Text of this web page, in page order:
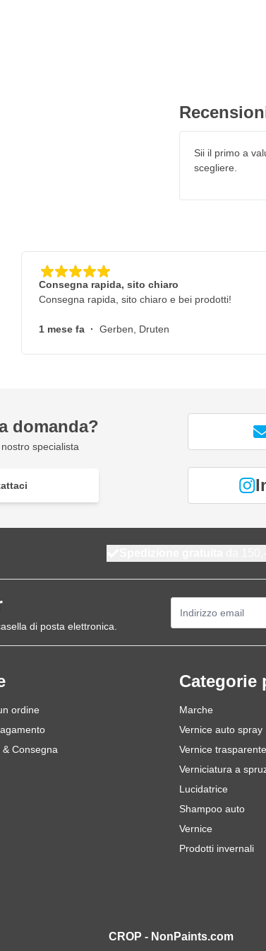
Sii il primo a
scegliere.
Consegna rapida, sito chiaro
Consegna rapida, sito chiaro e bei prodotti!
1 mese fa · Gerben, Druten
domanda?
specialista
di posta elettronica.
ordine
& Consegna
Categorie
Marche
Vernice auto spray
Vernice trasparente
Verniciatura a
Lucidatrice
Shampoo auto
Vernice
Prodotti invernali
CROP - NonPaints.com